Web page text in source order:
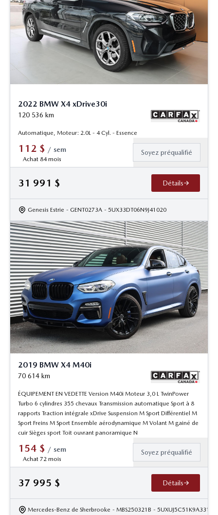
2022 BMW X4 xDrive30i
120 536 km
Automatique, Moteur: 2.0L - 4 Cyl. - Essence
112 $ / sem
Achat 84 mois
Soyez préqualifié
31 991 $ Détails
Genesis Estrie - GENT0273A - 5UX33DT06N9J41020
2019 BMW X4 M40i
70 614 km
ÉQUIPEMENT EN VEDETTE Version M40i Moteur 3,0 L TwinPower
Turbo 6 cylindres 355 chevaux Transmission automatique Sport à 8
rapports Traction intégrale xDrive Suspension M Sport Différentiel M
Sport Freins M Sport Ensemble aérodynamique M Volant M gainé de
cuir Sièges sport Toit ouvrant panoramique N
154 $ / sem
Achat 72 mois
Soyez préqualifié
37 995 $ Détails
Mercedes-Benz de Sherbrooke - MBS250321B - 5UXUJ5C51K9A33169